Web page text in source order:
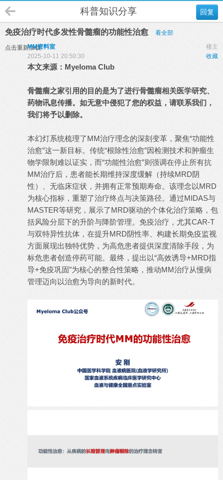
回复
科普知识分享
免疫治疗时代多发性骨髓瘤的功能性治愈 看全部
点击重新加载 楼主
MM资料室
收藏
2025-10-11 20:50:30
本文来源： Myeloma Club
骨髓瘤之家引用的目的是为了进行骨髓瘤相关医学研究、
药物讯息传播。如无意中侵犯了您的权益，请联系我们，
我们将予以删除。
本幻灯系统梳理了MM治疗理念的深刻变革，聚焦“功能性
治愈”这一新目标。传统“根除性治愈”因检测技术和肿瘤生
物学限制难以证实，而“功能性治愈”则强调在停止所有抗
MM治疗后，患者能长期维持深度缓解（持续MRD阴
性）、无临床症状，并拥有正常预期寿命。该理念以MRD
为核心指标，重塑了治疗终点与决策路径。通过MIDAS与
MASTER等研究，展示了MRD驱动的个体化治疗策略，包
括风险分层下的升阶与降阶管理。免疫治疗，尤其CAR-T
与双特异性抗体，在提升MRD阴性率、构建长期免疫监视
方面展现出独特优势，为高危患者提供深度清除手段，为
标危患者创造停药可能。最终，提出以“高效诱导+MRD指
导+免疫巩固”为核心的整合性策略，推动MM治疗从慢病
管理迈向以治愈为导向的新时代。